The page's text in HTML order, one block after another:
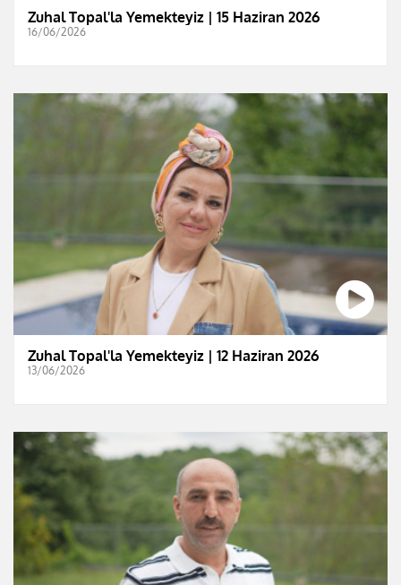
Zuhal Topal'la Yemekteyiz | 15 Haziran 2026
16/06/2026
Zuhal Topal'la Yemekteyiz | 12 Haziran 2026
13/06/2026